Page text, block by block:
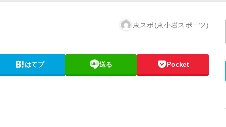
東スポ(東小岩スポーツ)
はてブ 送る Pocket